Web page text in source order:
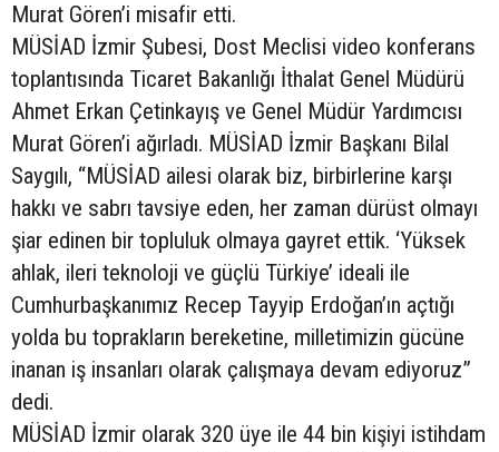
Murat Gören’i misafir etti.
MÜSİAD İzmir Şubesi, Dost Meclisi video konferans
toplantısında Ticaret Bakanlığı İthalat Genel Müdürü
Ahmet Erkan Çetinkayış ve Genel Müdür Yardımcısı
Murat Gören’i ağırladı. MÜSİAD İzmir Başkanı Bilal
Saygılı, “MÜSİAD ailesi olarak biz, birbirlerine karşı
hakkı ve sabrı tavsiye eden, her zaman dürüst olmayı
şiar edinen bir topluluk olmaya gayret ettik. ‘Yüksek
ahlak, ileri teknoloji ve güçlü Türkiye’ ideali ile
Cumhurbaşkanımız Recep Tayyip Erdoğan’ın açtığı
yolda bu toprakların bereketine, milletimizin gücüne
inanan iş insanları olarak çalışmaya devam ediyoruz”
dedi.
MÜSİAD İzmir olarak 320 üye ile 44 bin kişiyi istihdam